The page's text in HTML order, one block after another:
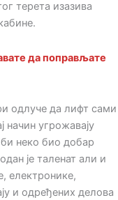
терета изазива
да поправљате
одлуче да лифт сами
начин угрожавају
би неко био добар
је таленат али и
електронике,
и одређених делова